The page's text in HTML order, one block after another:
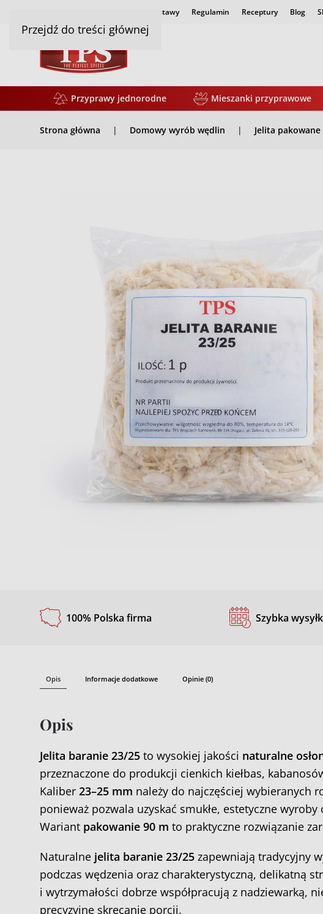
Przejdź do treści głównej
Czas i koszty dostawy Regulamin Receptury Blog
Przyprawy jednorodne Mieszanki przyprawowe
Strona główna Domowy wyrób wędlin Jelita pakowane
100% Polska firma Szybka
Opis Informacje dodatkowe Opinie (0)
Opis
Jelita baranie 23/25to wysokiej jakości naturalne
przeznaczone do produkcji cienkich kiełbas,
Kaliber 23–25 mm należy do najczęściej wybieranych
ponieważ pozwala uzyskać smukłe, estetyczne
Wariant pakowanie 90 m to praktyczne rozwiązanie
Naturalne jelita baranie 23/25zapewniają tradycyjny
podczas wędzenia oraz charakterystyczną, delikatną
i wytrzymałości dobrze współpracują z nadziewarką,
precyzyjne skręcanie porcji.